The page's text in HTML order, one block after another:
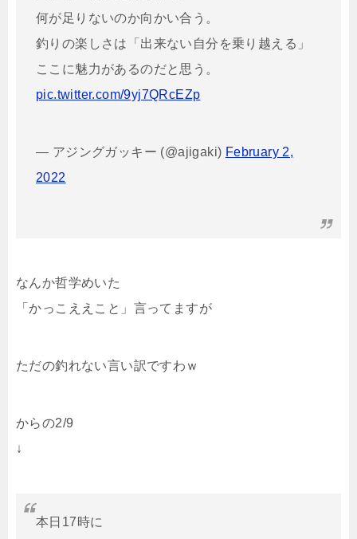
何が足りないのか向かい合う。
釣りの楽しさは「出来ない自分を乗り越える」
ここに魅力があるのだと思う。
pic.twitter.com/9yj7QRcEZp
— アジングガッキー (@ajigaki) February 2,
2022
なんか哲学めいた
「かっこええこと」言ってますが
ただの釣れない言い訳ですわｗ
からの2/9
↓
本日17時に